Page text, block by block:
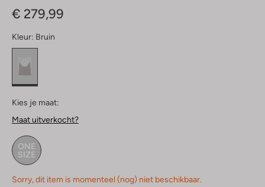
€ 279,99
Kleur: Bruin
Kies je maat:
Maat uitverkocht?
ONE
SIZE
Sorry, dit item is momenteel (nog) niet beschikbaar.